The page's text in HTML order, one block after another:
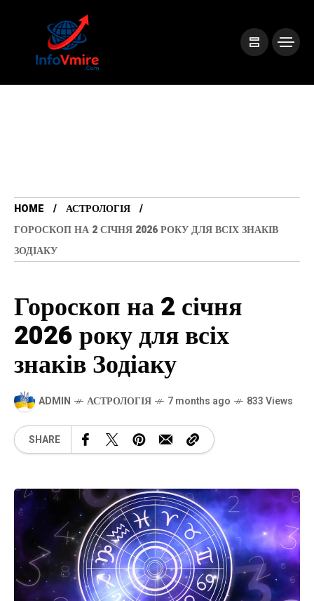
HOME
АСТРОЛОГІЯ
ГОРОСКОП НА 2 СІЧНЯ 2026 РОКУ ДЛЯ ВСІХ ЗНАКІВ
ЗОДІАКУ
Гороскоп на 2 січня
2026 року для всіх
знаків Зодіаку
ADMIN АСТРОЛОГІЯ 7 months ago 833 Views
SHARE